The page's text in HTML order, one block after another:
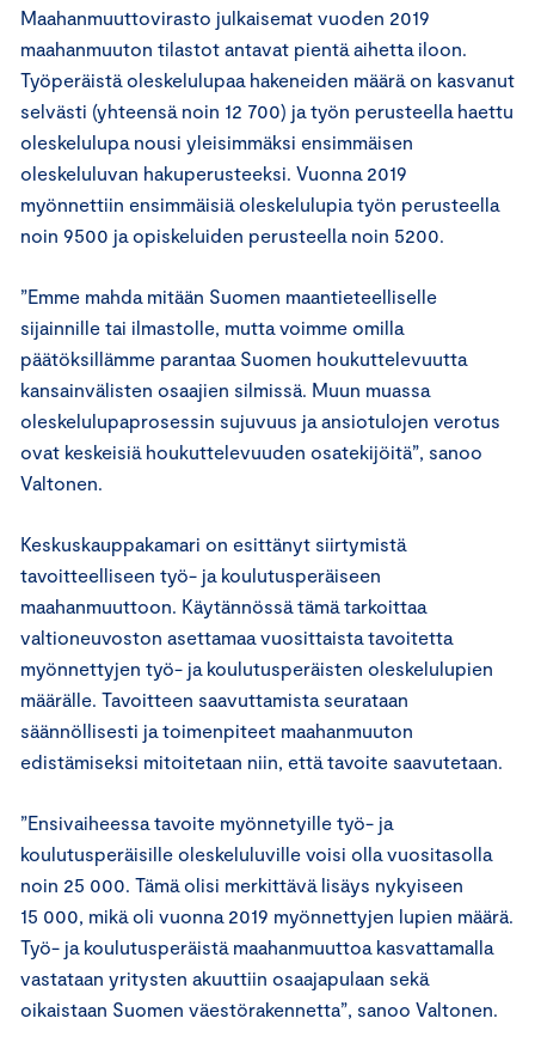
Maahanmuuttovirasto julkaisemat vuoden 2019
maahanmuuton tilastot antavat pientä aihetta iloon.
Työperäistä oleskelulupaa hakeneiden määrä on kasvanut
selvästi (yhteensä noin 12 700) ja työn perusteella haettu
oleskelulupa nousi yleisimmäksi ensimmäisen
oleskeluluvan hakuperusteeksi. Vuonna 2019
myönnettiin ensimmäisiä oleskelulupia työn perusteella
noin 9500 ja opiskeluiden perusteella noin 5200.
”Emme mahda mitään Suomen maantieteelliselle
sijainnille tai ilmastolle, mutta voimme omilla
päätöksillämme parantaa Suomen houkuttelevuutta
kansainvälisten osaajien silmissä. Muun muassa
oleskelulupaprosessin sujuvuus ja ansiotulojen verotus
ovat keskeisiä houkuttelevuuden osatekijöitä”, sanoo
Valtonen.
Keskuskauppakamari on esittänyt siirtymistä
tavoitteelliseen työ- ja koulutusperäiseen
maahanmuuttoon. Käytännössä tämä tarkoittaa
valtioneuvoston asettamaa vuosittaista tavoitetta
myönnettyjen työ- ja koulutusperäisten oleskelulupien
määrälle. Tavoitteen saavuttamista seurataan
säännöllisesti ja toimenpiteet maahanmuuton
edistämiseksi mitoitetaan niin, että tavoite saavutetaan.
”Ensivaiheessa tavoite myönnetyille työ- ja
koulutusperäisille oleskeluluville voisi olla vuositasolla
noin 25 000. Tämä olisi merkittävä lisäys nykyiseen
15 000, mikä oli vuonna 2019 myönnettyjen lupien määrä.
Työ- ja koulutusperäistä maahanmuuttoa kasvattamalla
vastataan yritysten akuuttiin osaajapulaan sekä
oikaistaan Suomen väestörakennetta”, sanoo Valtonen.